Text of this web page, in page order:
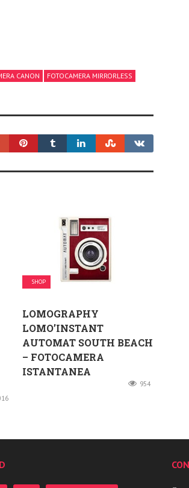
CANON
FOTOCAMERA MIRRORLESS
SHOP
LOMOGRAPHY
LOMO’INSTANT
AUTOMAT SOUTH BEACH
– FOTOCAMERA
ISTANTANEA
954